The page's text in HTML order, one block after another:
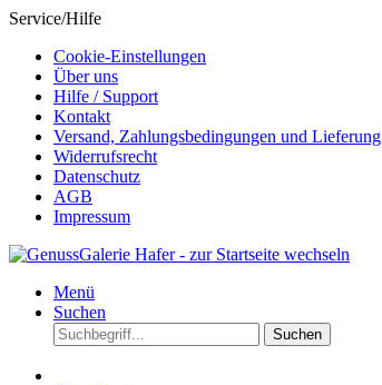
Service/Hilfe
Cookie-Einstellungen
Über uns
Hilfe / Support
Kontakt
Versand, Zahlungsbedingungen und Lieferung
Widerrufsrecht
Datenschutz
AGB
Impressum
Menü
Suchen
Suchen